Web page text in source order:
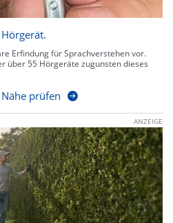
Erfindung für Sprachverstehen vor.
über 55 Hörgeräte zugunsten dieses
prüfen
ANZEIGE